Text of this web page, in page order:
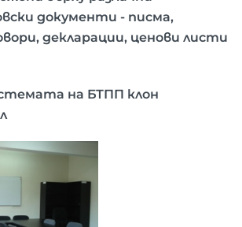
документи - писма,
декларации, ценови листи
на БТПП клон